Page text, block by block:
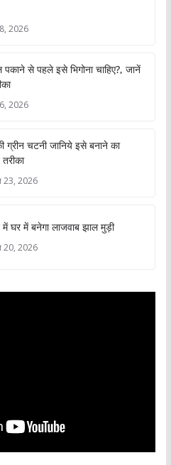
2026
पकाने से पहले इसे भिगोना चाहिए?, जानें
2026
ग्रीन चटनी जानिये इसे बनाने का
23, 2026
घर में बनेगा लाजवाब झाल मुड़ी
20, 2026